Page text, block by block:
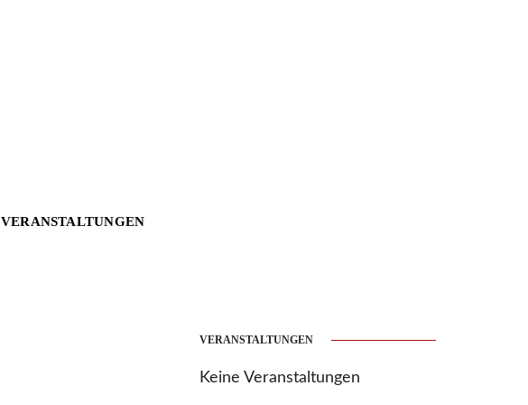
VERANSTALTUNGEN
VERANSTALTUNGEN
Keine Veranstaltungen